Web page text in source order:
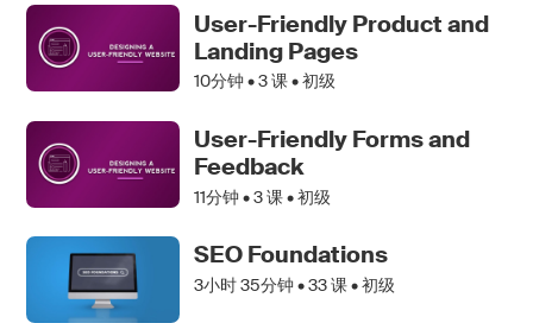
User-Friendly Product and
Landing Pages
10分钟 •3课 • 初级
User-Friendly Forms and
Feedback
11分钟 •3课 • 初级
SEO Foundations
3小时 35分钟 •33课 • 初级